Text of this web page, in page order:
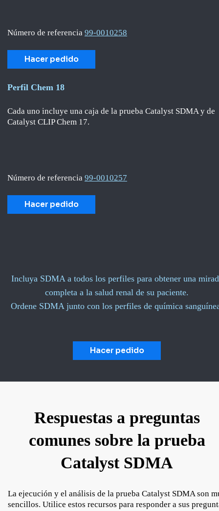
Número de referencia 99-0010258
Hacer pedido
Perfil Chem 18
Cada uno incluye una caja de la prueba Catalyst SDMA y de
Catalyst CLIP Chem 17.
Número de referencia 99-0010257
Hacer pedido
Incluya SDMA a todos los perfiles para obtener una
completa a la salud renal de su paciente.
Ordene SDMA junto con los perfiles de química
Hacer pedido
Respuestas a preguntas
comunes sobre la prueba
Catalyst SDMA
La ejecución y el análisis de la prueba Catalyst SDMA son
sencillos. Utilice estos recursos para responder a sus